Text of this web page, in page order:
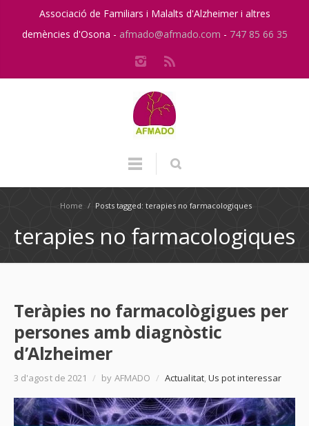
Associació de Familiars i Malalts d'Alzheimer i altres
demències d'Osona - afmado@afmado.com - 747 85 66 35
Home / Posts tagged: terapies no farmacologiques
terapies no farmacologiques
Teràpies no farmacològigues per
persones amb diagnòstic
d’Alzheimer
3 d'agost de 2021 / by AFMADO / Actualitat,Us pot interessar